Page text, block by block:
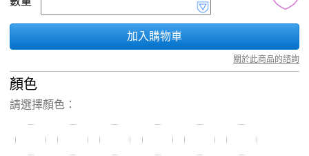
加入購物車
關於此商品的諮詢
顏色
請選擇顏色：